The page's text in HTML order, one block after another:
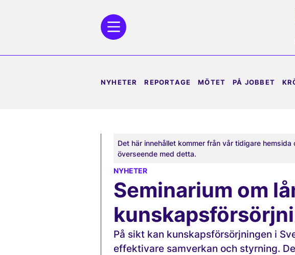
NYHETER REPORTAGE MÖTET PÅ JOBBET
Det här innehållet kommer från vår tidigare
överseende med detta.
NYHETER
Seminarium om
På sikt kan kunskapsförsörjningen i
effektivare samverkan och styrning.